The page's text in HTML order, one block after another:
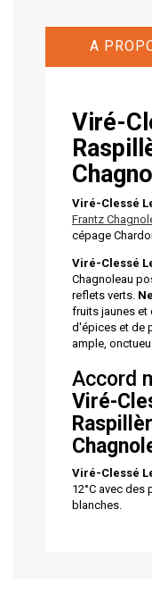
A
Viré-
Viré-Clessé
Frantz
cépage
Viré-Clessé
Chagnoleau
reflets verts.
fruits jaunes et
d'épices et de
ample,
Accord
Viré-
Viré-Clessé
12°C avec
blanches.